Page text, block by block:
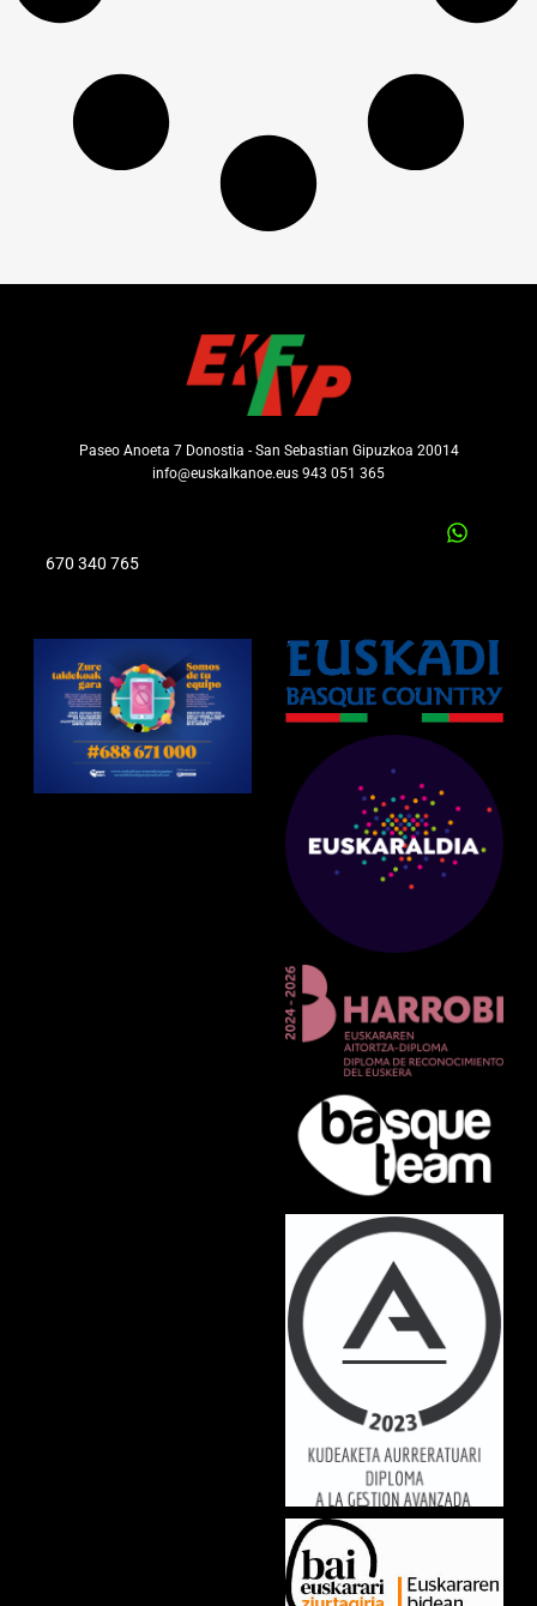
Paseo Anoeta 7 Donostia - San Sebastian Gipuzkoa 20014
info@euskalkanoe.eus 943 051 365
670 340 765